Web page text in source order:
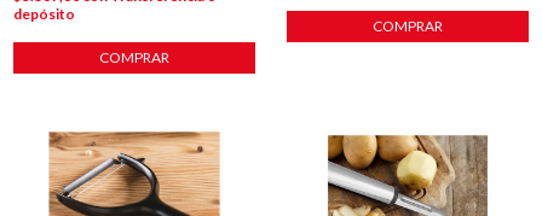
depósito
COMPRAR
COMPRAR